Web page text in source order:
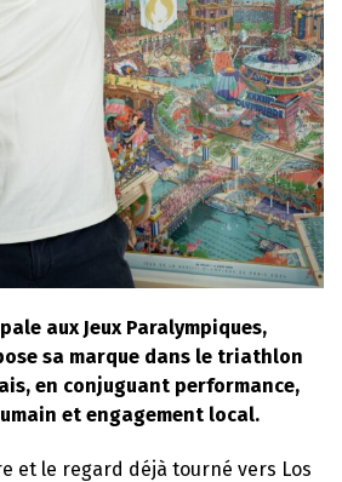
aux Jeux Paralympiques,
sa marque dans le triathlon
en conjuguant performance,
et engagement local.
et le regard déjà tourné vers Los